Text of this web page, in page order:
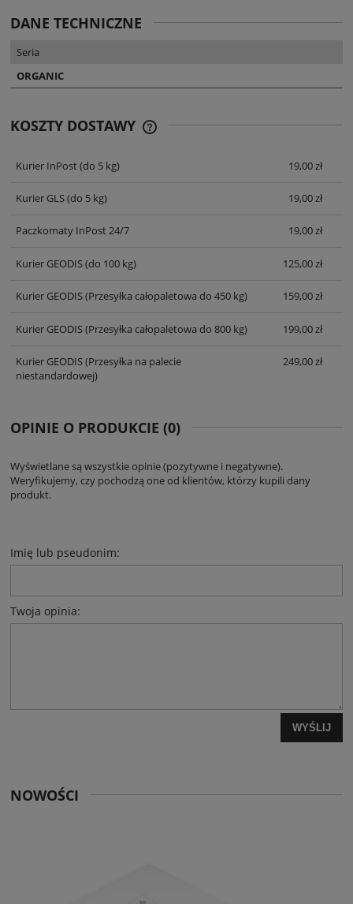
DANE TECHNICZNE
Seria
ORGANIC
KOSZTY DOSTAWY
Kurier InPost(do 5 kg) 19,00 zł
Kurier GLS(do 5 kg) 19,00 zł
Paczkomaty InPost 24/7 19,00 zł
Kurier GEODIS(do 100 kg) 125,00 zł
Kurier GEODIS(Przesyłka całopaletowa do 450 kg) 159,00 zł
Kurier GEODIS(Przesyłka całopaletowa do 800 kg) 199,00 zł
Kurier GEODIS(Przesyłka na palecie
niestandardowej)
249,00 zł
OPINIE O PRODUKCIE (0)
Wyświetlane są wszystkie opinie (pozytywne i negatywne).
Weryfikujemy, czy pochodzą one od klientów, którzy kupili dany
produkt.
Imię lub pseudonim:
Twoja opinia:
WYŚLIJ
NOWOŚCI